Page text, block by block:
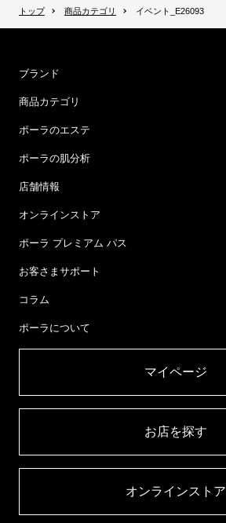
トップ 商品カテゴリ イベント_E26093
ブランド
商品カテゴリ
ポーラのエステ
ポーラの肌分析
店舗情報
オンラインストア
ポーラ プレミアム パス
お客さまサポート
コラム
ポーラについて
マイページ​
お店を探す​
オンラインストア​